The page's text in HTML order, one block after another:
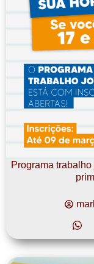
Programa